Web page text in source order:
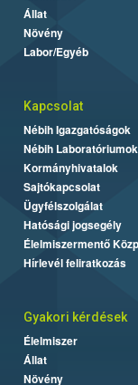
Állat
Növény
Labor/Egyéb
Kapcsolat
Nébih Igazgatóságok
Nébih Laboratóriumok
Kormányhivatalok
Sajtókapcsolat
Ügyfélszolgálat
Hatósági jogsegély
Élelmiszermentő
Hírlevél feliratkozás
Gyakori kérdések
Élelmiszer
Állat
Növény